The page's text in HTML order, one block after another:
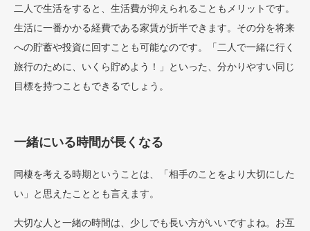
二人で生活をすると、生活費が抑えられることもメリットです。
生活に一番かかる経費である家賃が折半できます。その分を将来
への貯蓄や投資に回すことも可能なのです。「二人で一緒に行く
旅行のために、いくら貯めよう！」といった、分かりやすい同じ
目標を持つこともできるでしょう。
一緒にいる時間が長くなる
同棲を考える時期ということは、「相手のことをより大切にした
い」と思えたこととも言えます。
大切な人と一緒の時間は、少しでも長い方がいいですよね。お互